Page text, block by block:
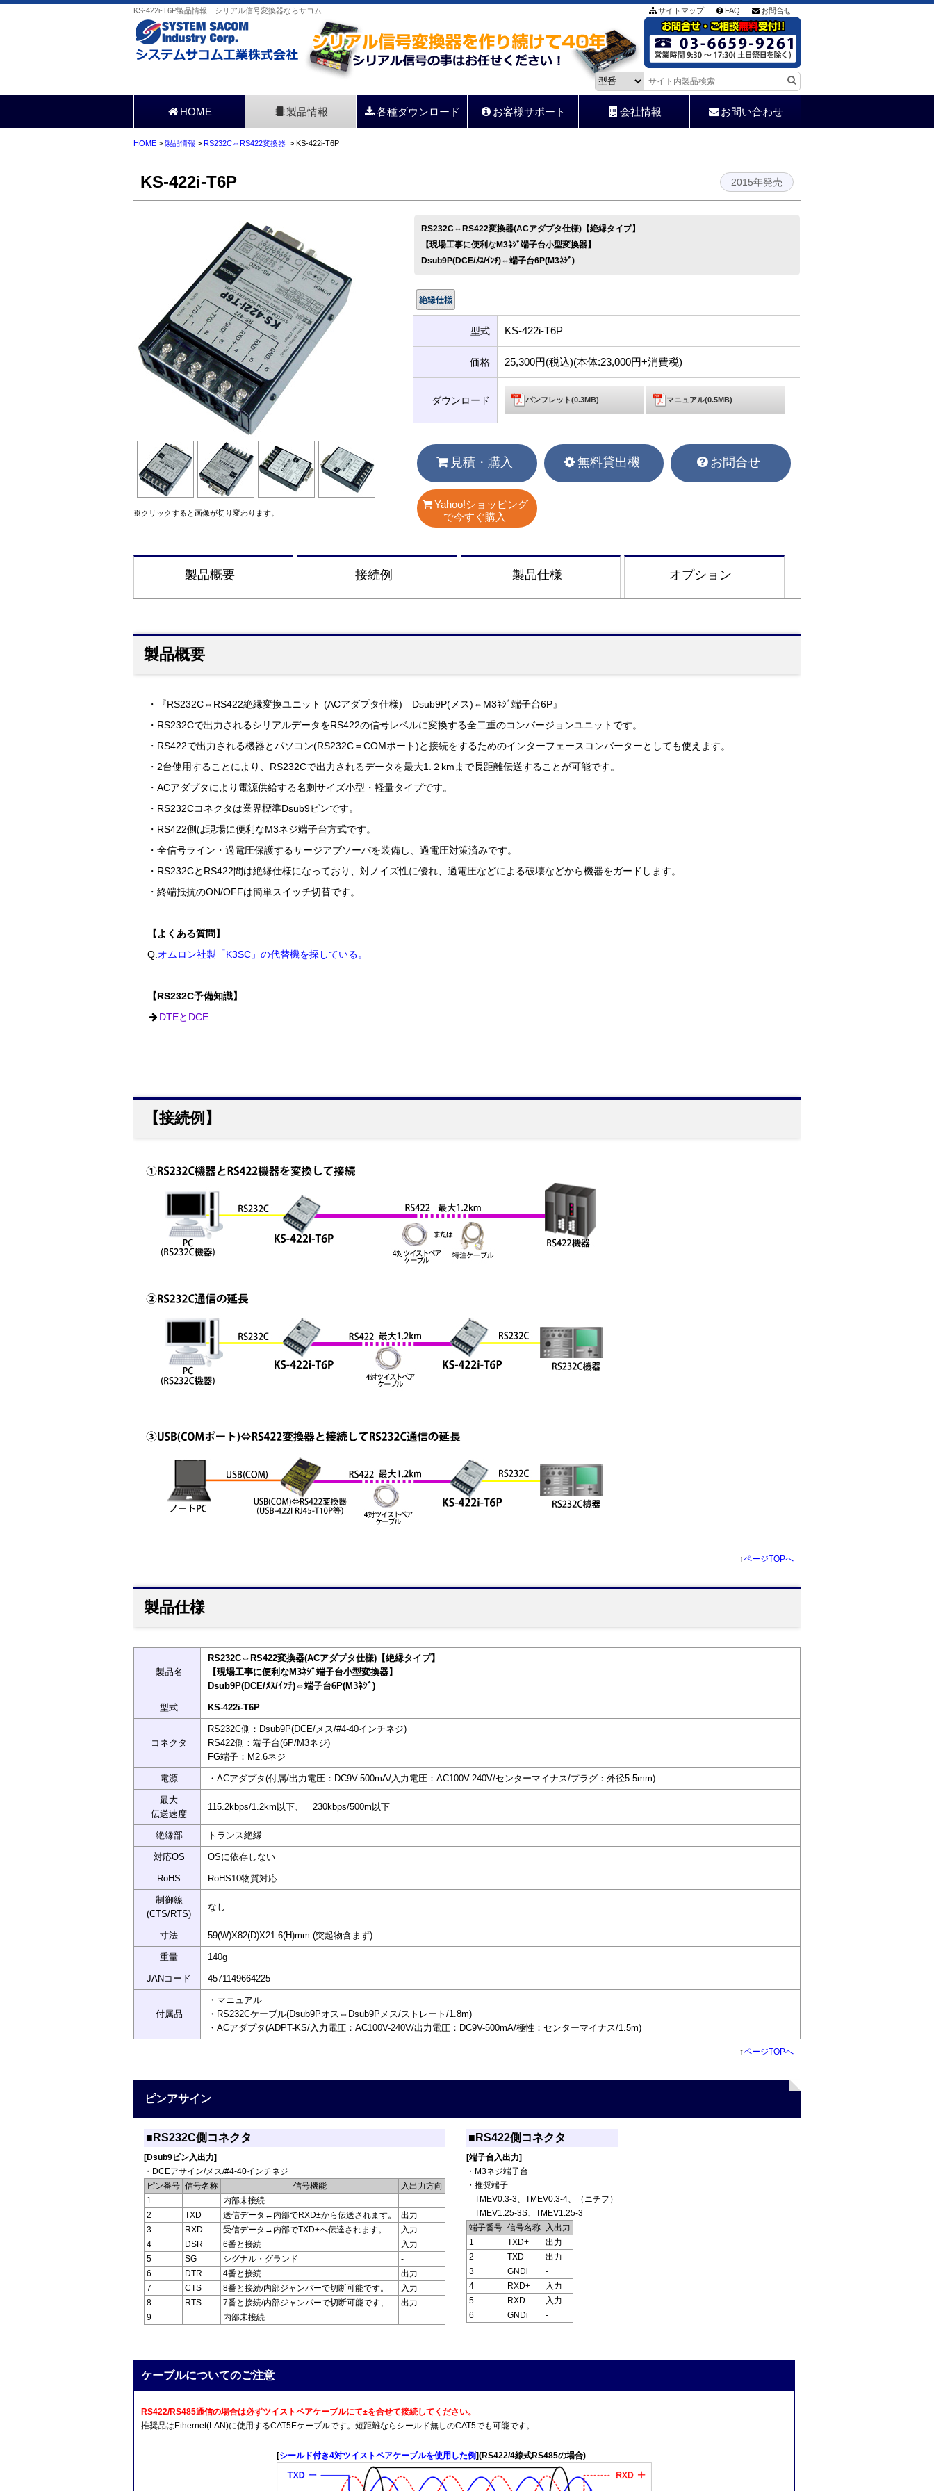
KS-422i-T6P製品情報｜シリアル信号変換器ならサコム サイトマップ FAQ お問合せ
HOME 製品情報 各種ダウンロード お客様サポート 会社情報 お問い合わせ
HOME > 製品情報 > RS232C⇔RS422変換器 > KS-422i-T6P
KS-422i-T6P 2015年発売
※クリックすると画像が切り変わります。
RS232C⇔RS422変換器(ACアダプタ仕様)【絶縁タイプ】
【現場工事に便利なM3ﾈｼﾞ端子台小型変換器】
Dsub9P(DCE/ﾒｽ/ｲﾝﾁ)⇔端子台6P(M3ﾈｼﾞ)
型式 KS-422i-T6P
価格 25,300円(税込)(本体:23,000円+消費税)
ダウンロード パンフレット(0.3MB) マニュアル(0.5MB)
見積・購入 無料貸出機 お問合せ
Yahoo!ショッピング
で今すぐ購入
製品概要 接続例 製品仕様 オプション
製品概要
・『RS232C⇔RS422絶縁変換ユニット (ACアダプタ仕様) Dsub9P(メス)⇔M3ﾈｼﾞ端子台6P』
・RS232Cで出力されるシリアルデータをRS422の信号レベルに変換する全二重のコンバージョンユニットです。
・RS422で出力される機器とパソコン(RS232C＝COMポート)と接続をするためのインターフェースコンバーターとしても使えます。
・2台使用することにより、RS232Cで出力されるデータを最大1.２kmまで長距離伝送することが可能です。
・ACアダプタにより電源供給する名刺サイズ小型・軽量タイプです。
・RS232Cコネクタは業界標準Dsub9ピンです。
・RS422側は現場に便利なM3ネジ端子台方式です。
・全信号ライン・過電圧保護するサージアブソーバを装備し、過電圧対策済みです。
・RS232CとRS422間は絶縁仕様になっており、対ノイズ性に優れ、過電圧などによる破壊などから機器をガードします。
・終端抵抗のON/OFFは簡単スイッチ切替です。
【よくある質問】
Q.オムロン社製「K3SC」の代替機を探している。
【RS232C予備知識】
DTEとDCE
【接続例】
↑ページTOPへ
製品仕様
製品名
RS232C⇔RS422変換器(ACアダプタ仕様)【絶縁タイプ】
【現場工事に便利なM3ﾈｼﾞ端子台小型変換器】
Dsub9P(DCE/ﾒｽ/ｲﾝﾁ)⇔端子台6P(M3ﾈｼﾞ)
型式 KS-422i-T6P
コネクタ
RS232C側：Dsub9P(DCE/メス/#4-40インチネジ)
RS422側：端子台(6P/M3ネジ)
FG端子：M2.6ネジ
電源 ・ACアダプタ(付属/出力電圧：DC9V-500mA/入力電圧：AC100V-240V/センターマイナス/プラグ：外径5.5mm)
最大
伝送速度
115.2kbps/1.2km以下、 230kbps/500m以下
絶縁部 トランス絶縁
対応OS OSに依存しない
RoHS RoHS10物質対応
制御線
(CTS/RTS)
なし
寸法 59(W)X82(D)X21.6(H)mm (突起物含まず)
重量 140g
JANコード 4571149664225
付属品
・マニュアル
・RS232Cケーブル(Dsub9Pオス⇔Dsub9Pメス/ストレート/1.8m)
・ACアダプタ(ADPT-KS/入力電圧：AC100V-240V/出力電圧：DC9V-500mA/極性：センターマイナス/1.5m)
↑ページTOPへ
ピンアサイン
■RS232C側コネクタ
[Dsub9ピン入出力]
・DCEアサイン/メス/#4-40インチネジ
ピン番号 信号名称 信号機能
入出力方向
1
内部未接続
2
TXD 送信データ←内部でRXD±から伝送されます。
出力
3
RXD 受信データ→内部でTXD±へ伝達されます。
入力
4
DSR 6番と接続
入力
5
SG シグナル・グランド
-
6
DTR 4番と接続
出力
7
CTS 8番と接続/内部ジャンパーで切断可能です。
入力
8
RTS 7番と接続/内部ジャンパーで切断可能です、
出力
9
内部未接続
■RS422側コネクタ
[端子台入出力]
・M3ネジ端子台
・推奨端子
TMEV0.3-3、TMEV0.3-4、（ニチフ）
TMEV1.25-3S、TMEV1.25-3
端子番号 信号名称
入出力
1
TXD+
出力
2
TXD-
出力
3
GNDi
-
4
RXD+
入力
5
RXD-
入力
6
GNDi -
ケーブルについてのご注意
RS422/RS485通信の場合は必ずツイストペアケーブルにて±を合せて接続してください。
推奨品はEthernet(LAN)に使用するCAT5Eケーブルです。短距離ならシールド無しのCAT5でも可能です。
[シールド付き4対ツイストペアケーブルを使用した例](RS422/4線式RS485の場合)